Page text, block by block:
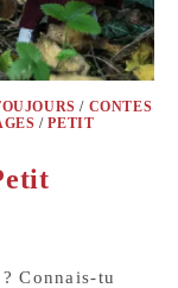
/ CONTES
/PETIT
Connais-tu